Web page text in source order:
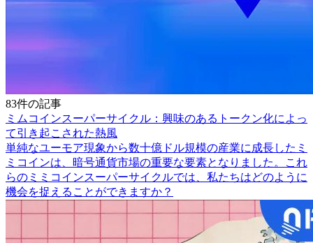
83件の記事
ミムコインスーパーサイクル：興味のあるトークン化によっ
て引き起こされた熱風
単純なユーモア現象から数十億ドル規模の産業に成長したミ
ミコインは、暗号通貨市場の重要な要素となりました。これ
らのミミコインスーパーサイクルでは、私たちはどのように
機会を捉えることができますか？